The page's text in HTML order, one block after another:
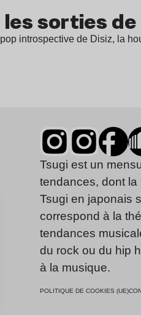
sorties
introspective de Disiz, la
Tsugi est un
tendances, dont la
Tsugi en japonais
correspond à la
tendances
du rock ou du hip
à la musique.
POLITIQUE DE COOKIES (UE)